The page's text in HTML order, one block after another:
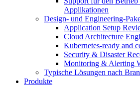
Applikationen
Design- und Engineering-
Application Setup
Cloud Architecture
Kubernetes-ready and
Security & Disaster
Monitoring & Alerting
Typische Lösungen nach
Produkte